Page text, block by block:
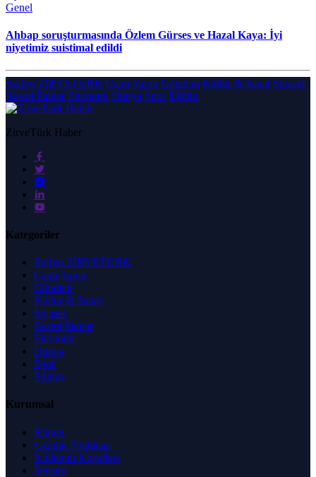
Genel
Ahbap soruşturmasında Özlem Gürses ve Hazal Kaya: İyi
niyetimiz suistimal edildi
Radyo ZİRVETÜRK Canlı Yayın Gündem Kültür & Sanat Siyaset
Resmi İlanlar Ekonomi Dünya Spor Eğitim
ZirveTürk Haber
Kategoriler
Radyo ZİRVETÜRK
Canlı Yayın
Gündem
Kültür & Sanat
Siyaset
Resmi İlanlar
Ekonomi
Dünya
Spor
Eğitim
Kurumsal
Künye
Gizlilik Politikası
Kullanım Koşulları
İletişim